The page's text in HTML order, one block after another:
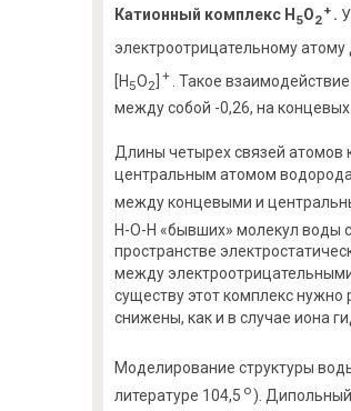
Катионный комплекс Н 5О2
+ .
электроотрицательному
[Н5О2] + . Такое
между собой -0,26, на
Длины четырех связей атомов
центральным атомом
между концевыми и
Н-О-Н «бывших» молекул воды
пространстве
между
существу этот комплекс
снижены, как и в случае иона
Моделирование структуры
литературе 104,5 о ).